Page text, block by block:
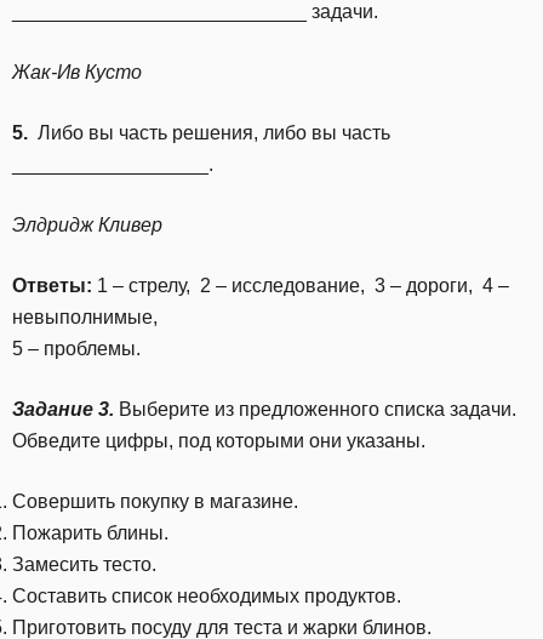
___________________________ задачи.
Жак-Ив Кусто
5. Либо вы часть решения, либо вы часть
__________________.
Элдридж Кливер
Ответы: 1 – стрелу, 2 – исследование, 3 – дороги, 4 –
невыполнимые,
5 – проблемы.
Задание 3. Выберите из предложенного списка задачи.
Обведите цифры, под которыми они указаны.
Совершить покупку в магазине.
Пожарить блины.
Замесить тесто.
Составить список необходимых продуктов.
Приготовить посуду для теста и жарки блинов.